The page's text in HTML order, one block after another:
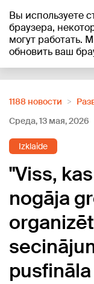
Вы используете
браузера,
могут работать.
обновить ваш
+18°C
1188 новости
Среда, 13 мая, 2026
Izklaide
"Viss,
nogāja
pusfināla